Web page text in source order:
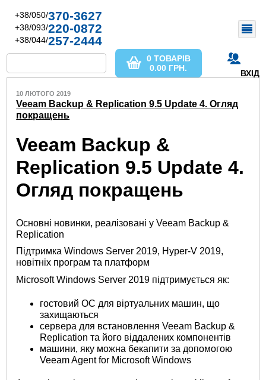
+38/050/370-3627
+38/093/220-0872
+38/044/257-2444
ВХІД
0 ТОВАРІВ
0.00 ГРН.
10 ЛЮТОГО 2019
Veeam Backup & Replication 9.5 Update 4. Огляд
покращень
Veeam Backup &
Replication 9.5 Update 4.
Огляд покращень
Основні новинки, реалізовані у Veeam Backup &
Replication
Підтримка Windows Server 2019, Hyper-V 2019,
новітніх програм та платформ
Microsoft Windows Server 2019 підтримується як:
гостовий ОС для віртуальних машин, що
захищаються
сервера для встановлення Veeam Backup &
Replication та його віддалених компонентів
машини, яку можна бекапити за допомогою
Veeam Agent for Microsoft Windows